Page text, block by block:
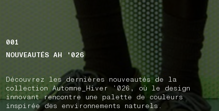
001
NOUVEAUTÉS AH '026
Découvrez les dernières nouveautés de la
collection Automne_Hiver ’026, où le design
innovant rencontre une palette de couleurs
inspirée des environnements naturels.